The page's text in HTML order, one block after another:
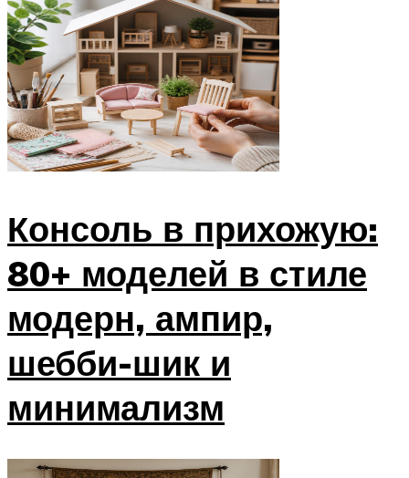
Консоль в прихожую:
80+ моделей в стиле
модерн, ампир,
шебби-шик и
минимализм